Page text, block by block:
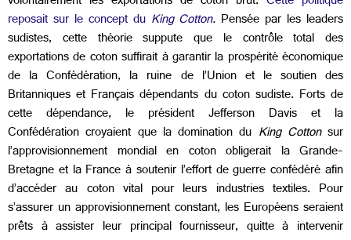
reposait sur le concept du King Cotton. Pensée par les leaders
sudistes, cette théorie suppute que le contrôle total des
exportations de coton suffirait à garantir la prospérité économique
de la Confédération, la ruine de l’Union et le soutien des
Britanniques et Français dépendants du coton sudiste. Forts de
cette dépendance, le président Jefferson Davis et la
Confédération croyaient que la domination du King Cottonsur
l’approvisionnement mondial en coton obligerait la Grande-
Bretagne et la France à soutenir l’effort de guerre confédéré afin
d’accéder au coton vital pour leurs industries textiles. Pour
s’assurer un approvisionnement constant, les Européens seraient
prêts à assister leur principal fournisseur, quitte à intervenir